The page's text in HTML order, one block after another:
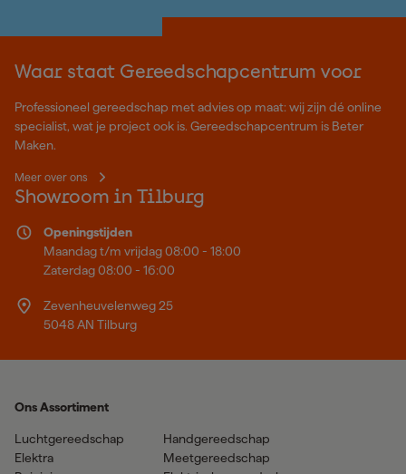
Waar staat Gereedschapcentrum voor
Professioneel gereedschap met advies op maat: wij zijn dé online
specialist, wat je project ook is. Gereedschapcentrum is Beter
Maken.
Meer over ons
Showroom in Tilburg
Openingstijden
Maandag t/m vrijdag 08:00 - 18:00
Zaterdag 08:00 - 16:00
Zevenheuvelenweg 25
5048 AN Tilburg
Ons Assortiment
Luchtgereedschap
Elektra
Handgereedschap
Meetgereedschap